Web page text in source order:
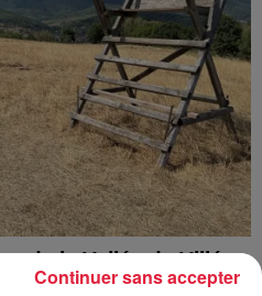
de la Vallée de Villé
randonnées à faire en
Continuer sans accepter